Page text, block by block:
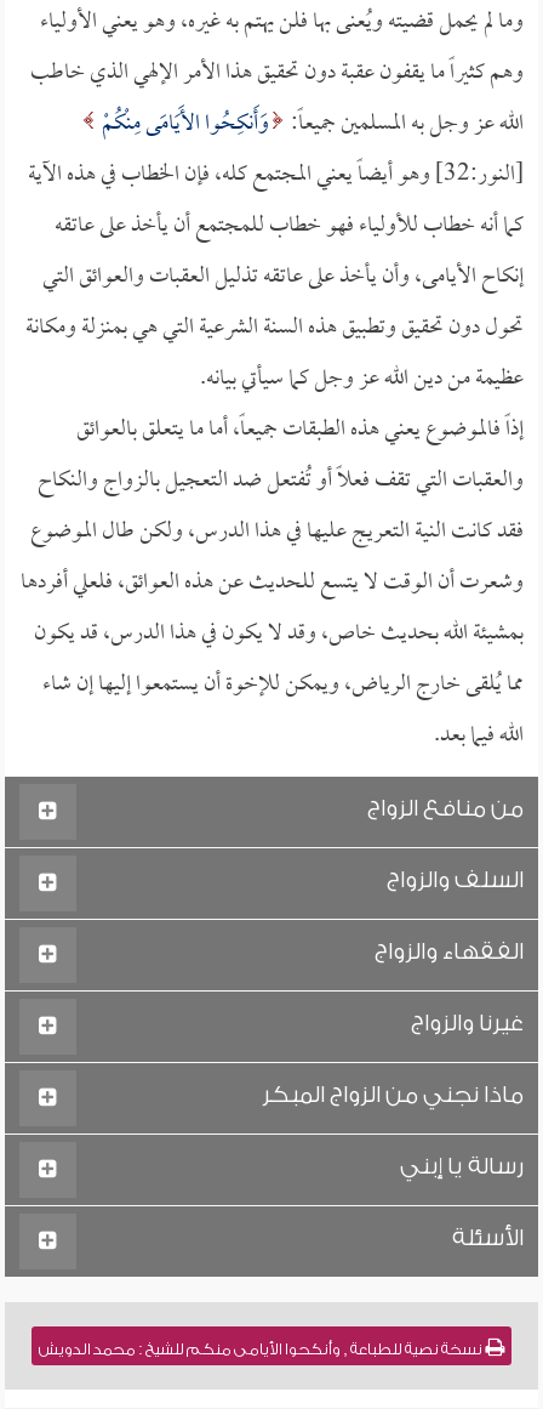
وما لم يحمل قضيته ويُعنى بها فلن يهتم به غيره، وهو يعني الأولياء
وهم كثيراً ما يقفون عقبة دون تحقيق هذا الأمر الإلهي الذي خاطب
الله عز وجل به المسلمين جميعاً: وَأَنكِحُوا الأَيَامَى مِنْكُمْ
[النور:32] وهو أيضاً يعني المجتمع كله، فإن الخطاب في هذه الآية
كما أنه خطاب للأولياء فهو خطاب للمجتمع أن يأخذ على عاتقه
إنكاح الأيامى، وأن يأخذ على عاتقه تذليل العقبات والعوائق التي
تحول دون تحقيق وتطبيق هذه السنة الشرعية التي هي بمنزلة ومكانة
عظيمة من دين الله عز وجل كما سيأتي بيانه.
إذاً فالموضوع يعني هذه الطبقات جميعاً، أما ما يتعلق بالعوائق
والعقبات التي تقف فعلاً أو تُفتعل ضد التعجيل بالزواج والنكاح
فقد كانت النية التعريج عليها في هذا الدرس، ولكن طال الموضوع
وشعرت أن الوقت لا يتسع للحديث عن هذه العوائق، فلعلي أفردها
بمشيئة الله بحديث خاص، وقد لا يكون في هذا الدرس، قد يكون
مما يُلقى خارج الرياض، ويمكن للإخوة أن يستمعوا إليها إن شاء
الله فيما بعد.
من منافع الزواج
السلف والزواج
الفقهاء والزواج
غيرنا والزواج
ماذا نجني من الزواج المبكر
رسالة يا إبني
الأسئلة
نسخة نصية للطباعة , وأنكحوا الأيامى منكم للشيخ : محمد الدويش